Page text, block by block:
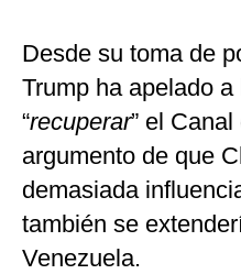
Desde su toma de
Trump ha apelado
“recuperar” el
argumento de que
demasiada
también se
Venezuela.